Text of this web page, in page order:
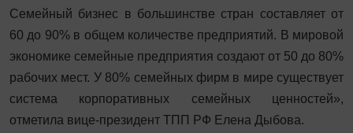
Семейный бизнес в большинстве стран составляет от
60 до 90% в общем количестве предприятий. В мировой
экономике семейные предприятия создают от 50 до 80%
рабочих мест. У 80% семейных фирм в мире существует
система корпоративных семейных ценностей»,
отметила вице-президент ТПП РФ Елена Дыбова.